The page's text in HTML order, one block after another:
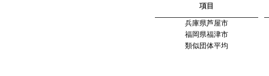
項目
兵庫県芦屋市
福岡県福津市
類似団体平均